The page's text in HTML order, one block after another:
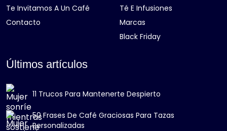
Te Invitamos A Un Café
Contacto
Té E Infusiones
Marcas
Black Friday
Últimos artículos
11 Trucos Para Mantenerte Despierto
50 Frases De Café Graciosas Para Tazas
Personalizadas